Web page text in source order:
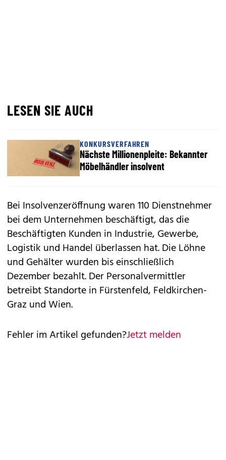
LESEN SIE AUCH
KONKURSVERFAHREN
Nächste Millionenpleite: Bekannter
Möbelhändler insolvent
Bei Insolvenzeröffnung waren 110 Dienstnehmer
bei dem Unternehmen beschäftigt, das die
Beschäftigten Kunden in Industrie, Gewerbe,
Logistik und Handel überlassen hat. Die Löhne
und Gehälter wurden bis einschließlich
Dezember bezahlt. Der Personalvermittler
betreibt Standorte in Fürstenfeld, Feldkirchen-
Graz und Wien.
Fehler im Artikel gefunden?Jetzt melden